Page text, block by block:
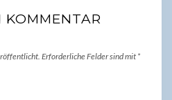
KOMMENTAR
Erforderliche Felder sind mit *